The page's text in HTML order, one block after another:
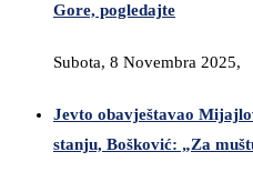
Gore, pogledajte
Subota, 8 Novembra 2025,
Jevto obavještavao
stanju, Bošković: „Za